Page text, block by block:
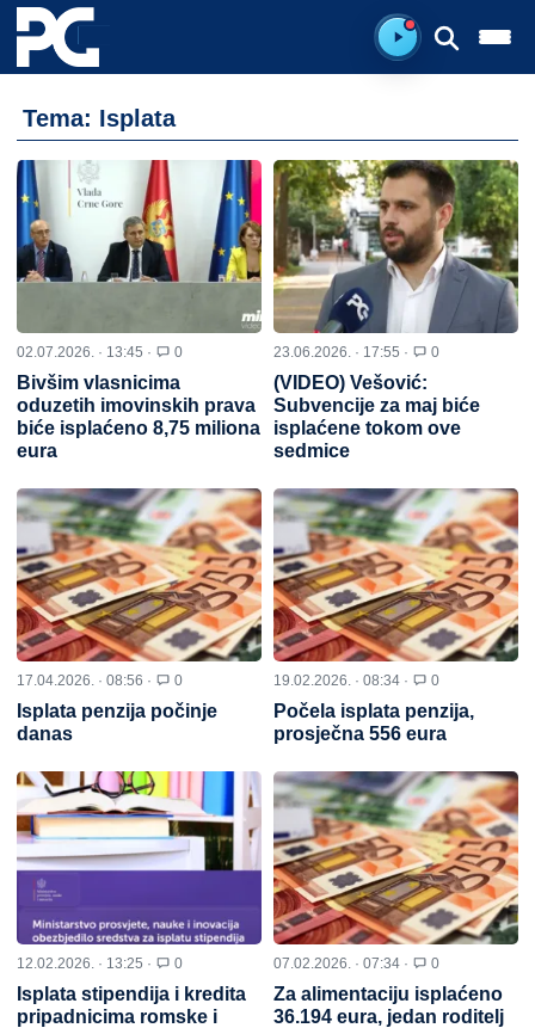
Spreman za
Tema: Isplata
02.07.2026. · 13:45 · 0
Bivšim vlasnicima
oduzetih imovinskih prava
biće isplaćeno 8,75 miliona
eura
23.06.2026. · 17:55 · 0
(VIDEO) Vešović:
Subvencije za maj biće
isplaćene tokom ove
sedmice
17.04.2026. · 08:56 · 0
Isplata penzija počinje
danas
19.02.2026. · 08:34 · 0
Počela isplata penzija,
prosječna 556 eura
12.02.2026. · 13:25 · 0
Isplata stipendija i kredita
pripadnicima romske i
07.02.2026. · 07:34 · 0
Za alimentaciju isplaćeno
36.194 eura, jedan roditelj